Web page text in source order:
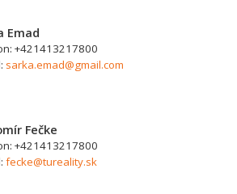
Emad
+421413217800
sarka.emad@gmail.com
Fečke
+421413217800
fecke@tureality.sk